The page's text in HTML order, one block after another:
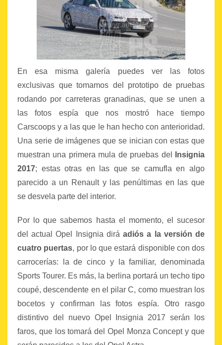
En esa misma galería puedes ver las fotos
exclusivas que tomamos del prototipo de pruebas
rodando por carreteras granadinas, que se unen a
las fotos espía que nos mostró hace tiempo
Carscoops y a las que le han hecho con anterioridad.
Una serie de imágenes que se inician con estas que
muestran una primera mula de pruebas del
Insignia
2017; estas otras en las que se camufla en algo
parecido a un Renault y las penúltimas en las que
se desvela parte del interior.
Por lo que sabemos hasta el momento, el sucesor
del actual Opel Insignia diráadiós a la versión de
cuatro puertas, por lo que estará disponible con dos
carrocerías: la de cinco y la familiar, denominada
Sports Tourer. Es más, la berlina portará un techo tipo
coupé, descendente en el pilar C, como muestran los
bocetos y confirman las fotos espía. Otro rasgo
distintivo del nuevo Opel Insignia 2017 serán los
faros, que los tomará del Opel Monza Concept y que